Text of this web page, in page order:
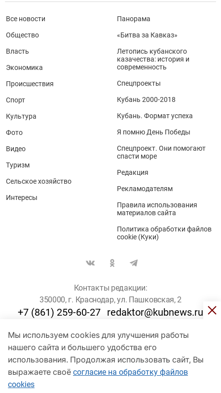
Мы используем cookies для улучшения работы
нашего сайта и большего удобства его
использования. Продолжая использовать сайт, Вы
выражаете своё согласие на обработку файлов
cookies
Все новости
Общество
Власть
Экономика
Происшествия
Спорт
Культура
Фото
Видео
Туризм
Сельское хозяйство
Интересы
Панорама
«Битва за Кавказ»
Летопись кубанского
казачества: история и
современность
Спецпроекты
Кубань 2000-2018
Кубань. Формат успеха
Я помню День Победы
Спецпроект. Они помогают
спасти море
Редакция
Рекламодателям
Правила использования
материалов сайта
Политика обработки файлов
cookie (Куки)
Контакты редакции:
350000, г. Краснодар, ул. Пашковская, 2
+7 (861) 259-60-27 redaktor@kubnews.ru
Для пользователей старше 16 лет
© Кубанские Новости, 2017
Сетевое издание «kubnews» зарегистрировано Федеральной
службой по надзору в сфере связи, информационных технологий
и массовых коммуникаций (Роскомнадзор). Регистрационный